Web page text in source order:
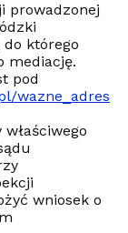
prowadzonej
którego
mediację.
pod
wazne_adres
wniosek o